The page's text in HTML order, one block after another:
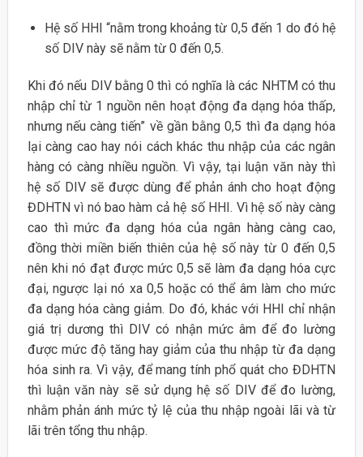
Hệ số HHI “nằm trong khoảng từ 0,5 đến 1 do đó hệ
số DIV này sẽ nằm từ 0 đến 0,5.
Khi đó nếu DIV bằng 0 thì có nghĩa là các NHTM có thu
nhập chỉ từ 1 nguồn nên hoạt động đa dạng hóa thấp,
nhưng nếu càng tiến” về gần bằng 0,5 thì đa dạng hóa
lại càng cao hay nói cách khác thu nhập của các ngân
hàng có càng nhiều nguồn. Vì vậy, tại luận văn này thì
hệ số DIV sẽ được dùng để phản ánh cho hoạt động
ĐDHTN vì nó bao hàm cả hệ số HHI. Vì hệ số này càng
cao thì mức đa dạng hóa của ngân hàng càng cao,
đồng thời miền biến thiên của hệ số này từ 0 đến 0,5
nên khi nó đạt được mức 0,5 sẽ làm đa dạng hóa cực
đại, ngược lại nó xa 0,5 hoặc có thể âm làm cho mức
đa dạng hóa càng giảm. Do đó, khác với HHI chỉ nhận
giá trị dương thì DIV có nhận mức âm để đo lường
được mức độ tăng hay giảm của thu nhập từ đa dạng
hóa sinh ra. Vì vậy, để mang tính phổ quát cho ĐDHTN
thì luận văn này sẽ sử dụng hệ số DIV để đo lường,
nhằm phản ánh mức tỷ lệ của thu nhập ngoài lãi và từ
lãi trên tổng thu nhập.